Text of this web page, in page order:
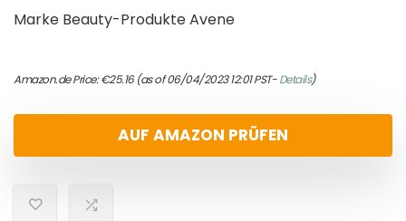
Marke Beauty-Produkte Avene
Amazon.de Price:€25.16(as of 06/04/2023 12:01 PST-Details)
AUF AMAZON PRÜFEN